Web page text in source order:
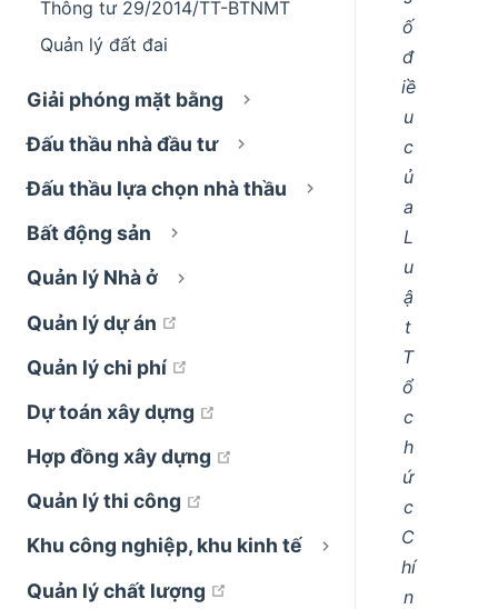
Thông tư 29/2014/TT-BTNMT
Quản lý đất đai
Giải phóng mặt bằng
Đấu thầu nhà đầu tư
Đấu thầu lựa chọn nhà thầu
Bất động sản
Quản lý Nhà ở
Quản lý dự án
Quản lý chi phí
Dự toán xây dựng
open in new window
Hợp đồng xây dựng
open in new window
Quản lý thi công
Khu công nghiệp, khu kinh tế
Quản lý chất lượng
open in new window
ố
đ
iề
u
c
ủ
a
L
u
ậ
t
T
ổ
c
h
ứ
c
C
hí
n